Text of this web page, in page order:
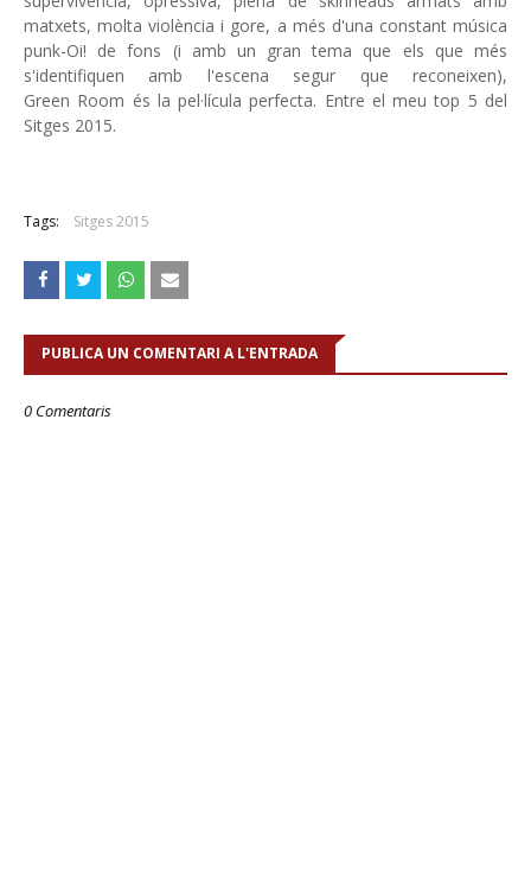
matxets, molta violència i gore, a més d'una constant música
punk-Oi! de fons (i amb un gran tema que els que més
s'identifiquen amb l'escena segur que reconeixen),
Green Room és la pel·lícula perfecta. Entre el meu top 5 del
Sitges 2015.
Tags: Sitges 2015
PUBLICA UN COMENTARI A L'ENTRADA
0 Comentaris